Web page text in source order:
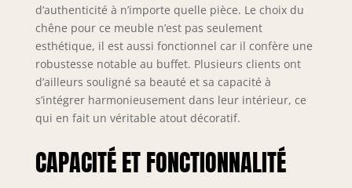
d’authenticité à n’importe quelle pièce. Le choix du
chêne pour ce meuble n’est pas seulement
esthétique, il est aussi fonctionnel car il confère une
robustesse notable au buffet. Plusieurs clients ont
d’ailleurs souligné sa beauté et sa capacité à
s’intégrer harmonieusement dans leur intérieur, ce
qui en fait un véritable atout décoratif.
CAPACITÉ ET FONCTIONNALITÉ